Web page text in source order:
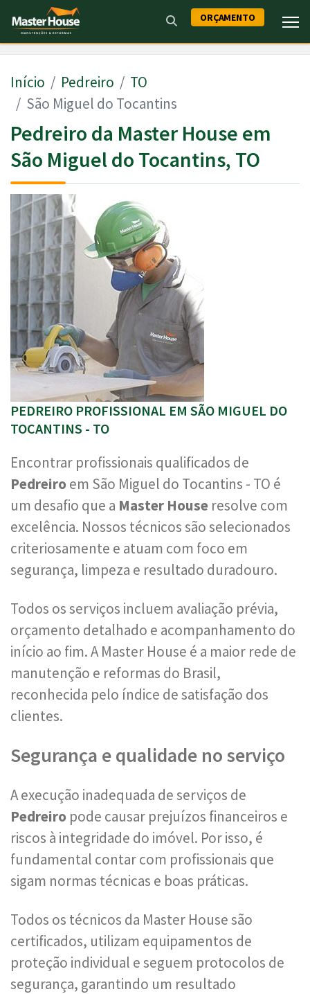
ORÇAMENTO
Início Pedreiro
TO
São Miguel do Tocantins
Pedreiro da Master House em
São Miguel do Tocantins, TO
PEDREIRO PROFISSIONAL EM SÃO MIGUEL DO
TOCANTINS - TO
Encontrar profissionais qualificados de
Pedreiro em São Miguel do Tocantins - TO é
um desafio que a Master House resolve com
excelência. Nossos técnicos são selecionados
criteriosamente e atuam com foco em
segurança, limpeza e resultado duradouro.
Todos os serviços incluem avaliação prévia,
orçamento detalhado e acompanhamento do
início ao fim. A Master House é a maior rede de
manutenção e reformas do Brasil,
reconhecida pelo índice de satisfação dos
clientes.
Segurança e qualidade no serviço
A execução inadequada de serviços de
Pedreiro pode causar prejuízos financeiros e
riscos à integridade do imóvel. Por isso, é
fundamental contar com profissionais que
sigam normas técnicas e boas práticas.
Todos os técnicos da Master House são
certificados, utilizam equipamentos de
proteção individual e seguem protocolos de
segurança, garantindo um resultado